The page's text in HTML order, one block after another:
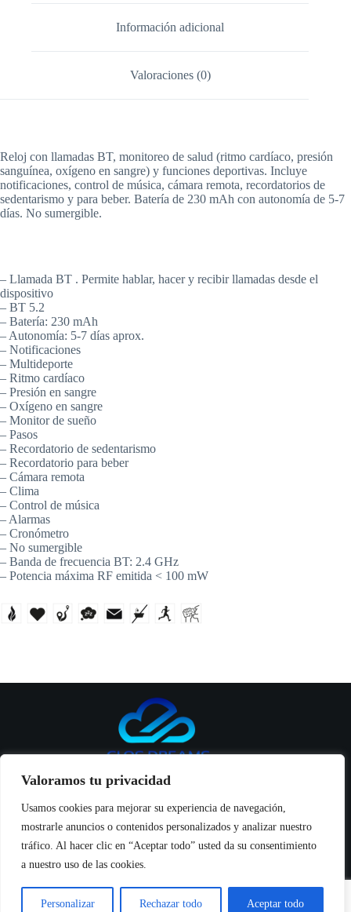
Valoramos tu privacidad
Usamos cookies para mejorar su experiencia de navegación,
mostrarle anuncios o contenidos personalizados y analizar nuestro
tráfico. Al hacer clic en “Aceptar todo” usted da su consentimiento
a nuestro uso de las cookies.
Personalizar Rechazar todo Aceptar todo
Información adicional
Valoraciones (0)
Reloj con llamadas BT, monitoreo de salud (ritmo cardíaco, presión
sanguínea, oxígeno en sangre) y funciones deportivas. Incluye
notificaciones, control de música, cámara remota, recordatorios de
sedentarismo y para beber. Batería de 230 mAh con autonomía de 5-7
días. No sumergible.
– Llamada BT . Permite hablar, hacer y recibir llamadas desde el
dispositivo
– BT 5.2
– Batería: 230 mAh
– Autonomía: 5-7 días aprox.
– Notificaciones
– Multideporte
– Ritmo cardíaco
– Presión en sangre
– Oxígeno en sangre
– Monitor de sueño
– Pasos
– Recordatorio de sedentarismo
– Recordatorio para beber
– Cámara remota
– Clima
– Control de música
– Alarmas
– Cronómetro
– No sumergible
– Banda de frecuencia BT: 2.4 GHz
– Potencia máxima RF emitida < 100 mW
Inicio
Noticias
Sobre Nosotros